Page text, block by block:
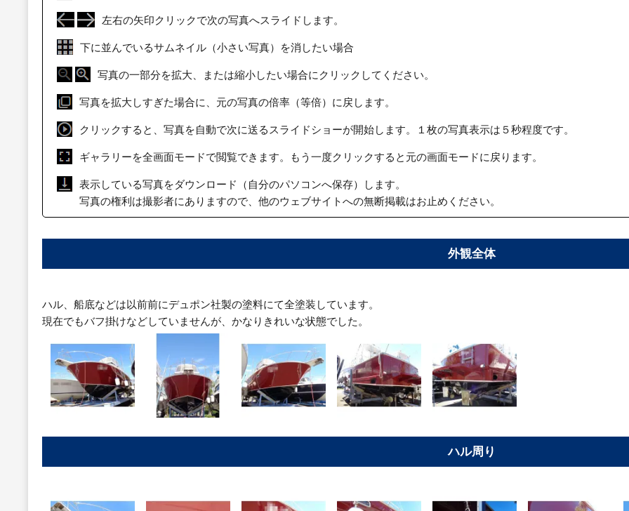
左右の矢印クリックで次の写真へスライドします。
下に並んでいるサムネイル（小さい写真）を消したい場合
写真の一部分を拡大、または縮小したい場合にクリックしてください。
写真を拡大しすぎた場合に、元の写真の倍率（等倍）に戻します。
クリックすると、写真を自動で次に送るスライドショーが開始します。１枚の写真表示は５秒程度です。
ギャラリーを全画面モードで閲覧できます。もう一度クリックすると元の画面モードに戻ります。
表示している写真をダウンロード（自分のパソコンへ保存）します。
写真の権利は撮影者にありますので、他のウェブサイトへの無断掲載はお止めください。
外観全体
ハル、船底などは以前前にデュポン社製の塗料にて全塗装しています。
現在でもバフ掛けなどしていませんが、かなりきれいな状態でした。
ハル周り